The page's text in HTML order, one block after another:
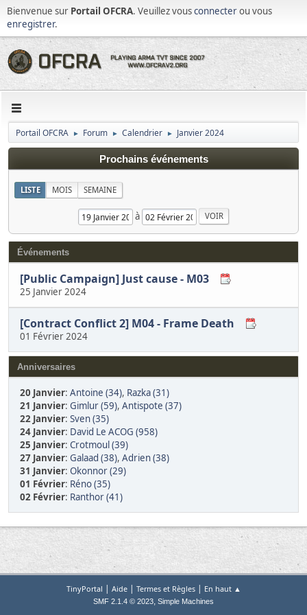
Bienvenue sur Portail OFCRA. Veuillez vousconnecterou vous
enregistrer.
Portail OFCRA ► Forum ► Calendrier ► Janvier 2024
Prochains événements
LISTE MOIS SEMAINE
à
Événements
[Public Campaign] Just cause - M03
25 Janvier 2024
[Contract Conflict 2] M04 - Frame Death
01 Février 2024
Anniversaires
20 Janvier: Antoine (34), Razka (31)
21 Janvier: Gimlur (59), Antispote (37)
22 Janvier: Sven (35)
24 Janvier: David Le ACOG (958)
25 Janvier: Crotmoul (39)
27 Janvier: Galaad (38), Adrien (38)
31 Janvier: Okonnor (29)
01 Février: Réno (35)
02 Février: Ranthor (41)
TinyPortal | Aide| Termes et Règles| En haut ▲
SMF 2.1.4 © 2023, Simple Machines